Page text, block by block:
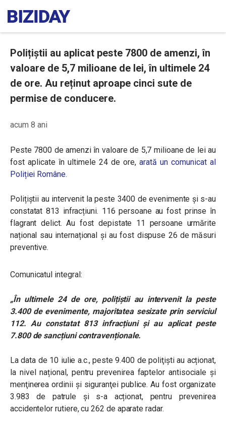
Polițiștii au aplicat peste 7800 de amenzi, în
valoare de 5,7 milioane de lei, în ultimele 24
de ore. Au reținut aproape cinci sute de
permise de conducere.
acum 8 ani
Peste 7800 de amenzi în valoare de 5,7 milioane de lei au
fost aplicate în ultimele 24 de ore,arată un comunicat al
Poliției Române.
Polițiștii au intervenit la peste 3400 de evenimente și s-au
constatat 813 infracțiuni. 116 persoane au fost prinse în
flagrant delict. Au fost depistate 11 persoane urmărite
național sau internațional și au fost dispuse 26 de măsuri
preventive.
Comunicatul integral:
„În ultimele 24 de ore, polițiștii au intervenit la peste
3.400 de evenimente, majoritatea sesizate prin serviciul
112. Au constatat 813 infracțiuni și au aplicat peste
7.800 de sancțiuni contravenționale.
La data de 10 iulie a.c., peste 9.400 de poliţişti au acționat,
la nivel național, pentru prevenirea faptelor antisociale şi
menţinerea ordinii şi siguranţei publice. Au fost organizate
3.983 de patrule și s-a acționat, pentru prevenirea
accidentelor rutiere, cu 262 de aparate radar.